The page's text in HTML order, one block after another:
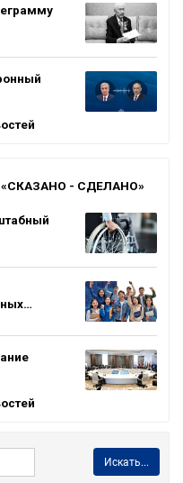
- СДЕЛАНО»
Искать...